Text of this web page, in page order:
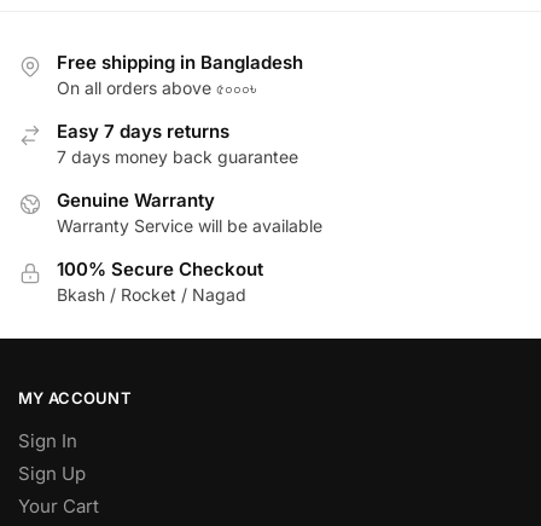
Free shipping in Bangladesh
On all orders above ৫০০০৳
Easy 7 days returns
7 days money back guarantee
Genuine Warranty
Warranty Service will be available
100% Secure Checkout
Bkash / Rocket / Nagad
MY ACCOUNT
Sign In
Sign Up
Your Cart